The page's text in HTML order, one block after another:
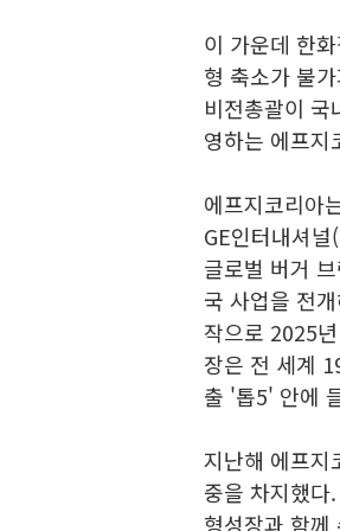
이 가운데 한
형 축소가 불
비전총괄이
영하는 에프
에프지코리아
GE인터내셔
글로벌 버거
국 사업을 전
작으로 2025
장은 전 세계
출 '톱5' 안에
지난해 에프지
중을 차지했
형성장과 함